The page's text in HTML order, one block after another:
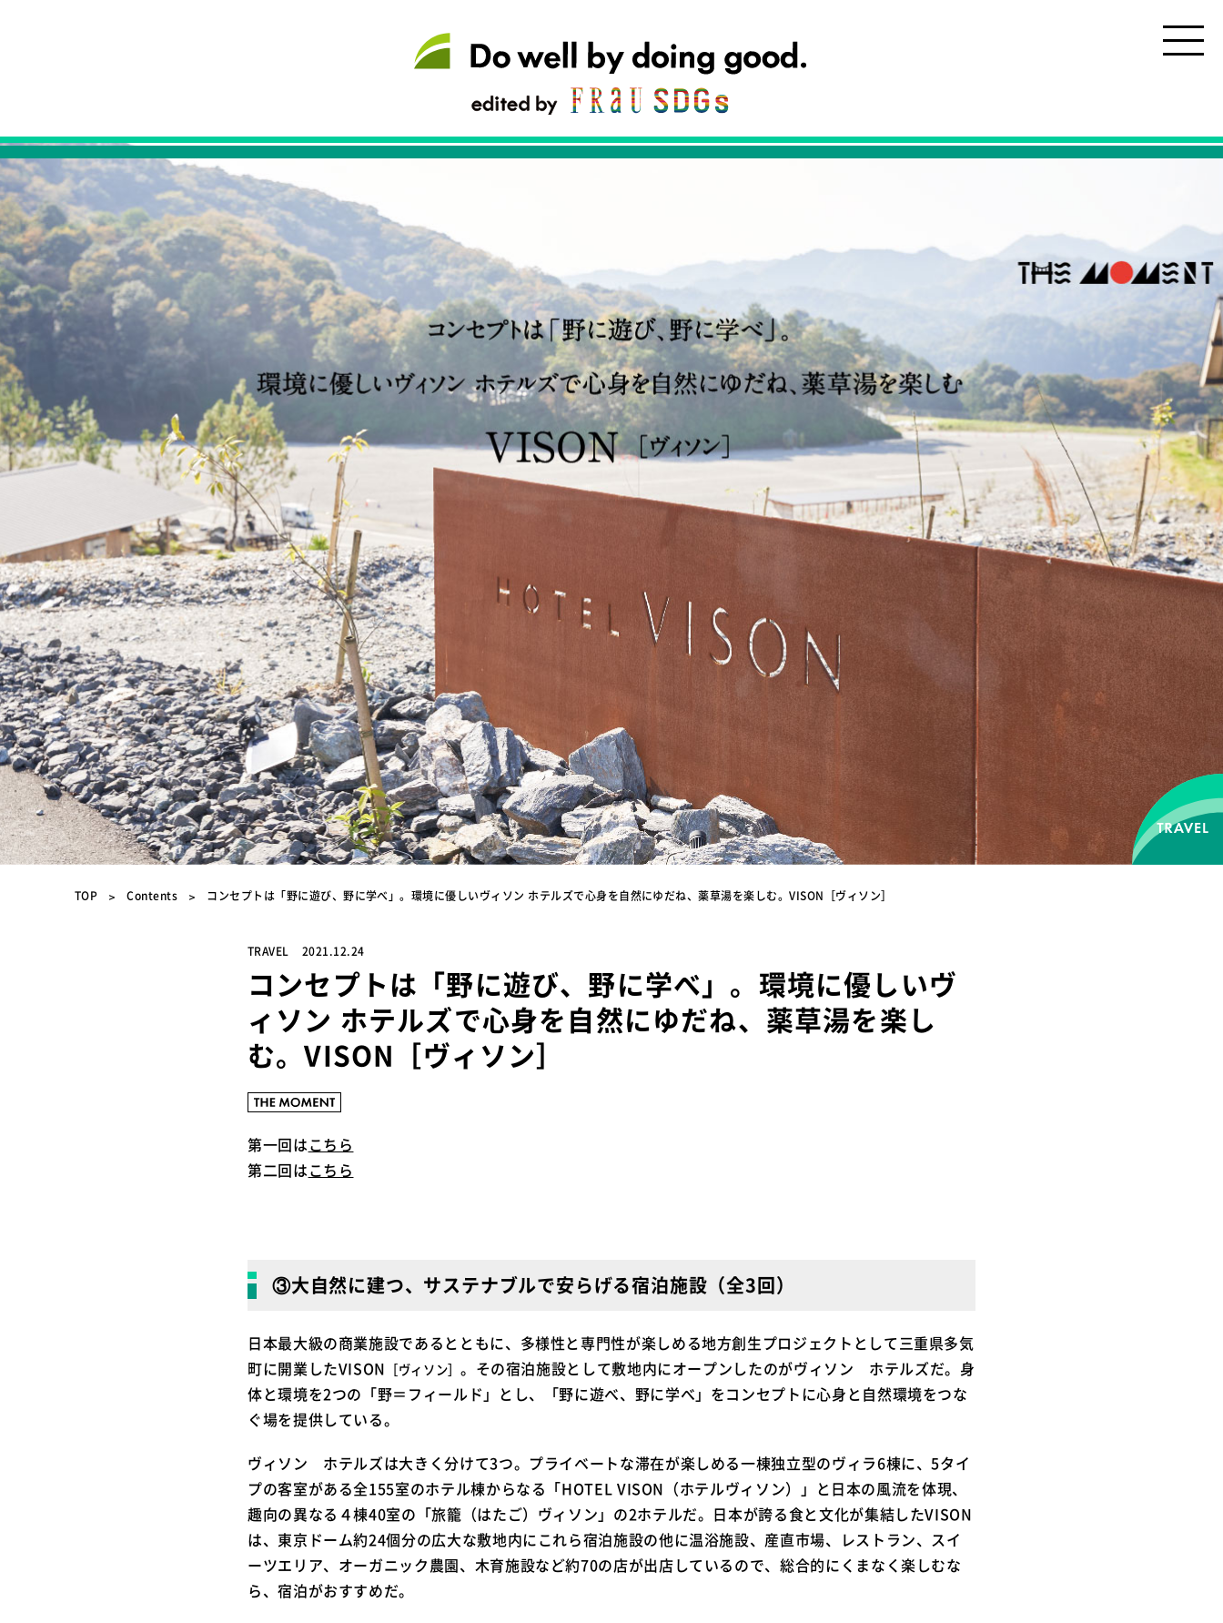
TOP Contents コンセプトは「野に遊び、野に学べ」。環境に優しいヴィソン ホテルズで心身を自然にゆだね、薬草湯を楽しむ。VISON［ヴィソン］
TRAVEL 2021.12.24
コンセプトは「野に遊び、野に学べ」。環境に優しいヴ
ィソン ホテルズで心身を自然にゆだね、薬草湯を楽し
む。VISON［ヴィソン］
第一回はこちら
第二回はこちら
③大自然に建つ、サステナブルで安らげる宿泊施設（全3回）
日本最大級の商業施設であるとともに、多様性と専門性が楽しめる地方創生プロジェクトとして三重県多気
町に開業したVISON ［ヴィソン］ 。その宿泊施設として敷地内にオープンしたのがヴィソン ホテルズだ。身
体と環境を2つの「野＝フィールド」とし、「野に遊べ、野に学べ」をコンセプトに心身と自然環境をつな
ぐ場を提供している。
ヴィソン ホテルズは大きく分けて3つ。プライベートな滞在が楽しめる一棟独立型のヴィラ6棟に、5タイ
プの客室がある全155室のホテル棟からなる「HOTEL VISON（ホテルヴィソン）」と日本の風流を体現、
趣向の異なる４棟40室の「旅籠（はたご）ヴィソン」の2ホテルだ。日本が誇る食と文化が集結したVISON
は、東京ドーム約24個分の広大な敷地内にこれら宿泊施設の他に温浴施設、産直市場、レストラン、スイ
ーツエリア、オーガニック農園、木育施設など約70の店が出店しているので、総合的にくまなく楽しむな
ら、宿泊がおすすめだ。